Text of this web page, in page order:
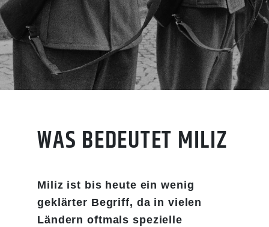
WAS BEDEUTET MILIZ
Miliz ist bis heute ein wenig
geklärter Begriff, da in vielen
Ländern oftmals spezielle